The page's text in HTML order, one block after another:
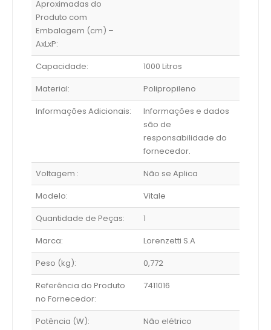
Aproximadas do
Produto com
Embalagem (cm) –
AxLxP:
Capacidade:
1000 Litros
Material:
Polipropileno
Informações Adicionais:
Informações e dados
são de
responsabilidade do
fornecedor.
Voltagem :
Não se Aplica
Modelo:
Vitale
Quantidade de Peças:
1
Marca:
Lorenzetti S.A
Peso (kg):
0,772
Referência do Produto
no Fornecedor:
7411016
Potência (W):
Não elétrico